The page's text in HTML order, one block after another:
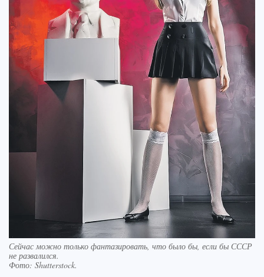
Сейчас можно только фантазировать, что было бы, если бы СССР
не развалился.
Фото: Shutterstock.